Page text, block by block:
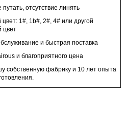
путать, отсутствие линять
1#, 1b#, 2#, 4# или другой
цвет
и быстрая поставка
и благоприятного цена
собственную фабрику и 10 лет опыта